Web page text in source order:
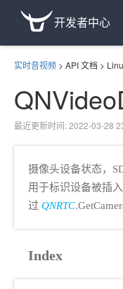
开发者中心
实时音视频 > API 文档 >
最近更新时间: 2022-03-28
摄像头设备状态，
用于标识设备被插
过 QNRTC
Index